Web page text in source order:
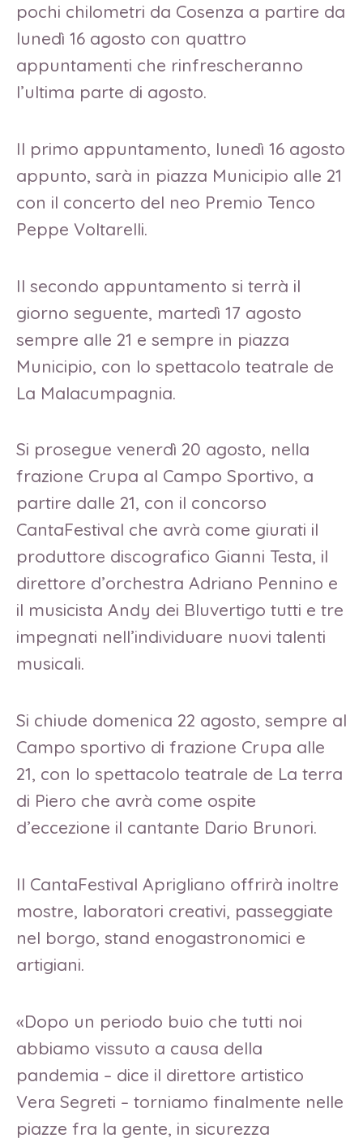
pochi chilometri da Cosenza a partire da
lunedì 16 agosto con quattro
appuntamenti che rinfrescheranno
l’ultima parte di agosto.
Il primo appuntamento, lunedì 16 agosto
appunto, sarà in piazza Municipio alle 21
con il concerto del neo Premio Tenco
Peppe Voltarelli.
Il secondo appuntamento si terrà il
giorno seguente, martedì 17 agosto
sempre alle 21 e sempre in piazza
Municipio, con lo spettacolo teatrale de
La Malacumpagnia.
Si prosegue venerdì 20 agosto, nella
frazione Crupa al Campo Sportivo, a
partire dalle 21, con il concorso
CantaFestival che avrà come giurati il
produttore discografico Gianni Testa, il
direttore d’orchestra Adriano Pennino e
il musicista Andy dei Bluvertigo tutti e tre
impegnati nell’individuare nuovi talenti
musicali.
Si chiude domenica 22 agosto, sempre al
Campo sportivo di frazione Crupa alle
21, con lo spettacolo teatrale de La terra
di Piero che avrà come ospite
d’eccezione il cantante Dario Brunori.
Il CantaFestival Aprigliano offrirà inoltre
mostre, laboratori creativi, passeggiate
nel borgo, stand enogastronomici e
artigiani.
«Dopo un periodo buio che tutti noi
abbiamo vissuto a causa della
pandemia – dice il direttore artistico
Vera Segreti – torniamo finalmente nelle
piazze fra la gente, in sicurezza